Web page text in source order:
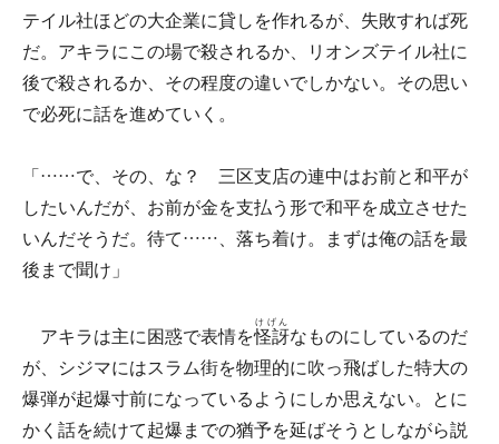
テイル社ほどの大企業に貸しを作れるが、失敗すれば死
だ。アキラにこの場で殺されるか、リオンズテイル社に
後で殺されるか、その程度の違いでしかない。その思い
で必死に話を進めていく。
「……で、その、な？ 三区支店の連中はお前と和平が
したいんだが、お前が金を支払う形で和平を成立させた
いんだそうだ。待て……、落ち着け。まずは俺の話を最
後まで聞け」
アキラは主に困惑で表情を怪訝
けげん
なものにしているのだ
が、シジマにはスラム街を物理的に吹っ飛ばした特大の
爆弾が起爆寸前になっているようにしか思えない。とに
かく話を続けて起爆までの猶予を延ばそうとしながら説